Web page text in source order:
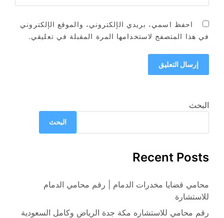
احفظ اسمي، بريدي الإلكتروني، والموقع الإلكتروني
في هذا المتصفح لاستخدامها المرة المقبلة في تعليقي.
البحث
البحث
Recent Posts
محامي قضايا مخدرات الدمام | رقم محامي الدمام
للاستشارة
رقم محامي للاستشاره مكة جدة الرياض وكامل السعودية